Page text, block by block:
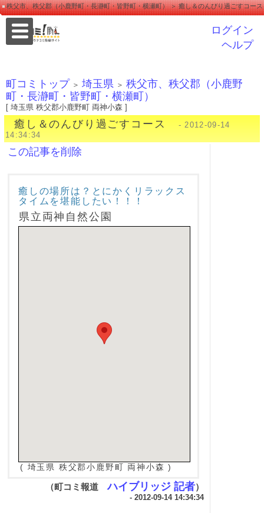
秩父市、秩父郡（小鹿野町・長瀞町・皆野町・横瀬町） ＞ 癒し＆のんびり過ごすコース
ログイン
ヘルプ
町コミトップ ＞ 埼玉県 ＞ 秩父市、秩父郡（小鹿野
町・長瀞町・皆野町・横瀬町）
[ 埼玉県 秩父郡小鹿野町 両神小森 ]
癒し＆のんびり過ごすコース
- 2012-09-14
14:34:34
この記事を削除
癒しの場所は？とにかくリラックス
タイムを堪能したい！！！
県立両神自然公園
( 埼玉県 秩父郡小鹿野町 両神小森 )
（町コミ報道ハイブリッジ 記者）
- 2012-09-14 14:34:34